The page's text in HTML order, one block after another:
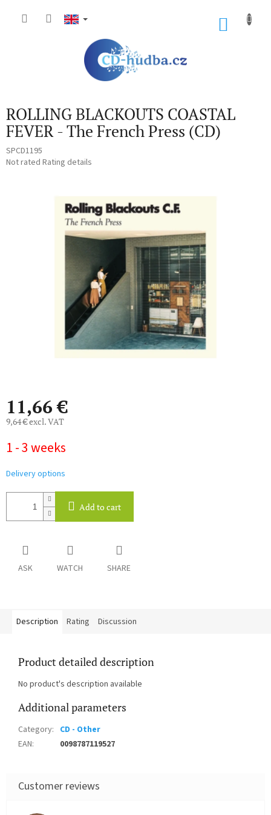
ROLLING BLACKOUTS COASTAL
FEVER - The French Press (CD)
SPCD1195
The
Not rated Rating details
11,66 €
9,64 € excl. VAT
price:
1 - 3 weeks
Delivery options
Add to cart
ASK WATCH SHARE
Description Rating Discussion
Product detailed description
No product's description available
Additional parameters
Category: CD - Other
EAN: 0098787119527